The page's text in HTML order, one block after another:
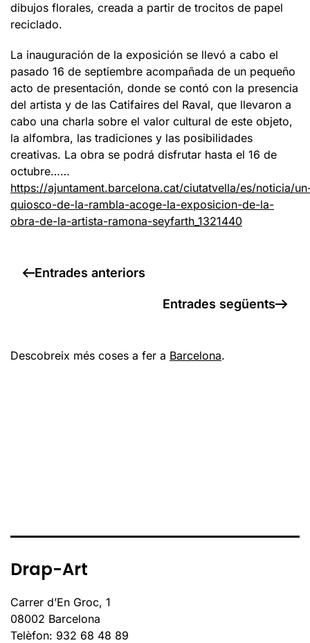
dibujos florales, creada a partir de trocitos de papel
reciclado.
La inauguración de la exposición se llevó a cabo el
pasado 16 de septiembre acompañada de un pequeño
acto de presentación, donde se contó con la presencia
del artista y de las Catifaires del Raval, que llevaron a
cabo una charla sobre el valor cultural de este objeto,
la alfombra, las tradiciones y las posibilidades
creativas. La obra se podrá disfrutar hasta el 16 de
octubre……
https://ajuntament.barcelona.cat/ciutatvella/es/noticia/
quiosco-de-la-rambla-acoge-la-exposicion-de-la-
obra-de-la-artista-ramona-seyfarth_1321440
Entrades anteriors
Entrades següents
Descobreix més coses a fer a Barcelona.
Drap-Art
Carrer d’En Groc, 1
08002 Barcelona
Telèfon: 932 68 48 89